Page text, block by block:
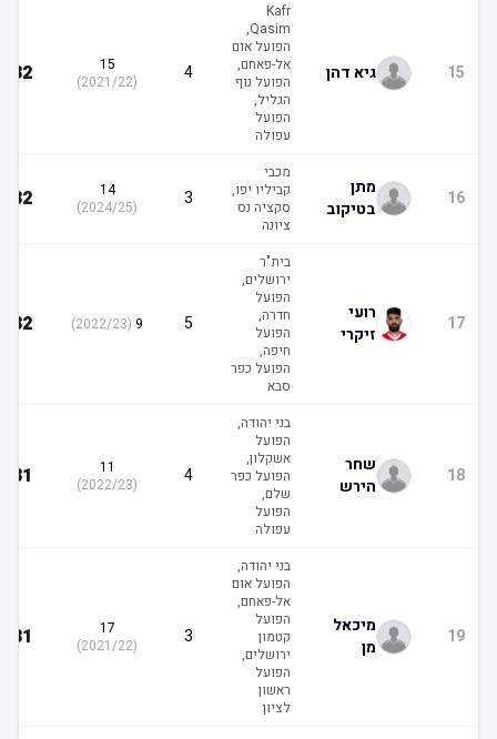
15 גיא דהן
Kafr
Qasim,
הפועל אום
אל-פאחם,
הפועל נוף
הגליל,
הפועל
עפולה
15
2021/22
)
32
16
מתן
בטיקוב
מכבי
קביליו יפו,
סקציה נס
ציונה
14
2024/25
)
32
17
רועי
זיקרי
בית"ר
ירושלים,
הפועל
חדרה,
הפועל
חיפה,
הפועל כפר
סבא
2022/23
)
32
18
שחר
הירש
בני יהודה,
הפועל
אשקלון,
הפועל כפר
שלם,
הפועל
עפולה
2022/23
)
31
19
מיכאל
מן
בני יהודה,
הפועל אום
אל-פאחם,
הפועל
קטמון
ירושלים,
הפועל
ראשון
לציון
17
2021/22
)
31